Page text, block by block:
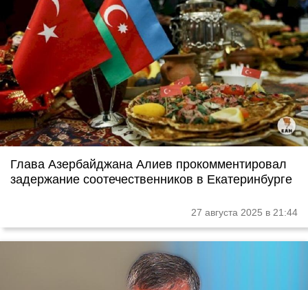
Глава Азербайджана Алиев прокомментировал
задержание соотечественников в Екатеринбурге
27 августа 2025 в 21:44